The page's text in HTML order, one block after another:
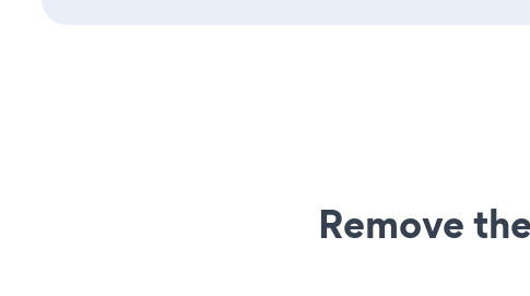
Remove